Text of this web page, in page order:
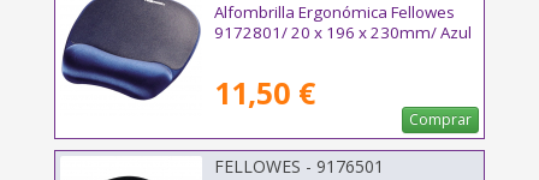
Alfombrilla Ergonómica Fellowes
9172801/ 20 x 196 x 230mm/ Azul
11,50 €
Comprar
FELLOWES - 9176501